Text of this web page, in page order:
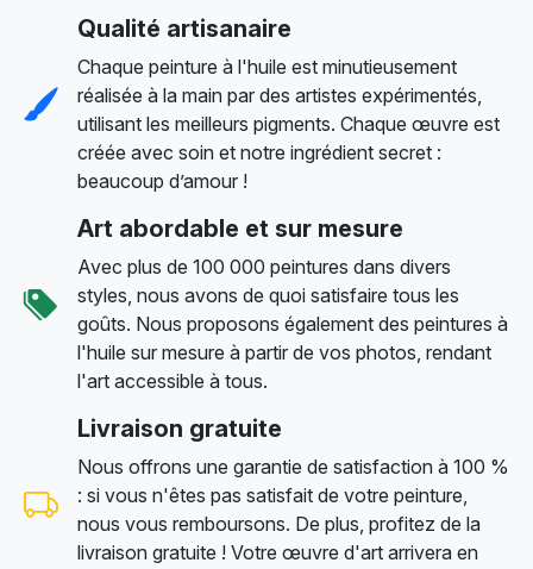
Qualité artisanaire
Chaque peinture à l'huile est minutieusement
réalisée à la main par des artistes expérimentés,
utilisant les meilleurs pigments. Chaque œuvre est
créée avec soin et notre ingrédient secret :
beaucoup d’amour !
Art abordable et sur mesure
Avec plus de 100 000 peintures dans divers
styles, nous avons de quoi satisfaire tous les
goûts. Nous proposons également des peintures à
l'huile sur mesure à partir de vos photos, rendant
l'art accessible à tous.
Livraison gratuite
Nous offrons une garantie de satisfaction à 100 %
: si vous n'êtes pas satisfait de votre peinture,
nous vous remboursons. De plus, profitez de la
livraison gratuite ! Votre œuvre d'art arrivera en